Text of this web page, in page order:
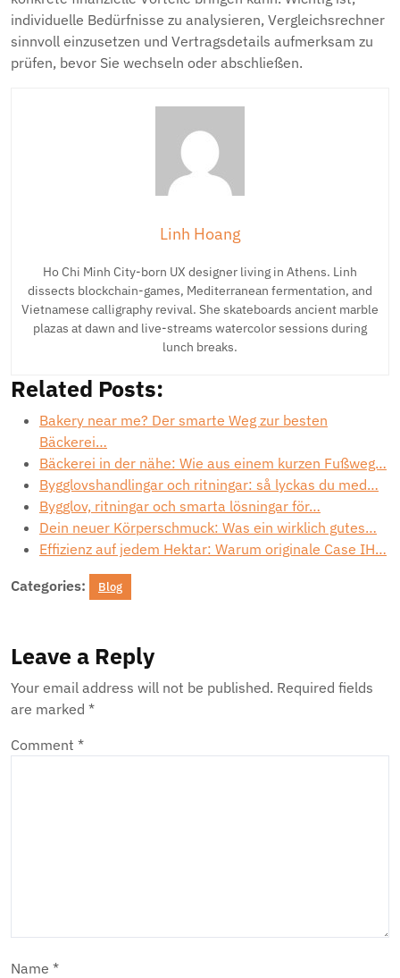
individuelle Bedürfnisse zu analysieren, Vergleichsrechner
sinnvoll einzusetzen und Vertragsdetails aufmerksam zu
prüfen, bevor Sie wechseln oder abschließen.
Linh Hoang
Ho Chi Minh City-born UX designer living in Athens. Linh
dissects blockchain-games, Mediterranean fermentation, and
Vietnamese calligraphy revival. She skateboards ancient marble
plazas at dawn and live-streams watercolor sessions during
lunch breaks.
Related Posts:
Bakery near me? Der smarte Weg zur besten
Bäckerei…
Bäckerei in der nähe: Wie aus einem kurzen Fußweg…
Bygglovshandlingar och ritningar: så lyckas du med…
Bygglov, ritningar och smarta lösningar för…
Dein neuer Körperschmuck: Was ein wirklich gutes…
Effizienz auf jedem Hektar: Warum originale Case IH…
Categories: Blog
Leave a Reply
Your email address will not be published. Required fields
are marked *
Comment *
Name *